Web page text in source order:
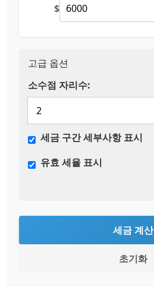
$
고급 옵션
소수점 자리수:
세금 구간 세부사항 표시
유효 세율 표시
세금 계산
초기화